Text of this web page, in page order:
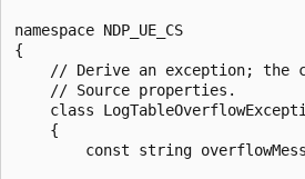
namespace NDP_UE_CS
{
// Derive an exception; the
    // Source properties.
class
    {
const string